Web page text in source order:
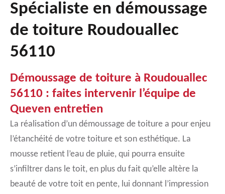
Spécialiste en démoussage
de toiture Roudouallec
56110
Démoussage de toiture à Roudouallec
56110 : faites intervenir l’équipe de
Queven entretien
La réalisation d’un démoussage de toiture a pour enjeu
l’étanchéité de votre toiture et son esthétique. La
mousse retient l’eau de pluie, qui pourra ensuite
s’infiltrer dans le toit, en plus du fait qu’elle altère la
beauté de votre toit en pente, lui donnant l’impression